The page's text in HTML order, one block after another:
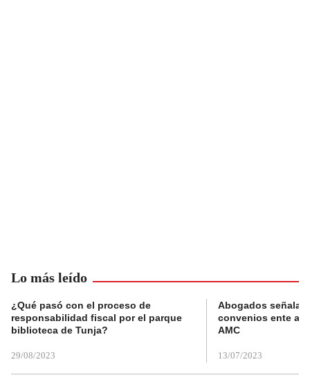
Lo más leído
¿Qué pasó con el proceso de
responsabilidad fiscal por el parque
biblioteca de Tunja?
29/08/2023
Abogados
convenios ente
AMC
13/07/2023